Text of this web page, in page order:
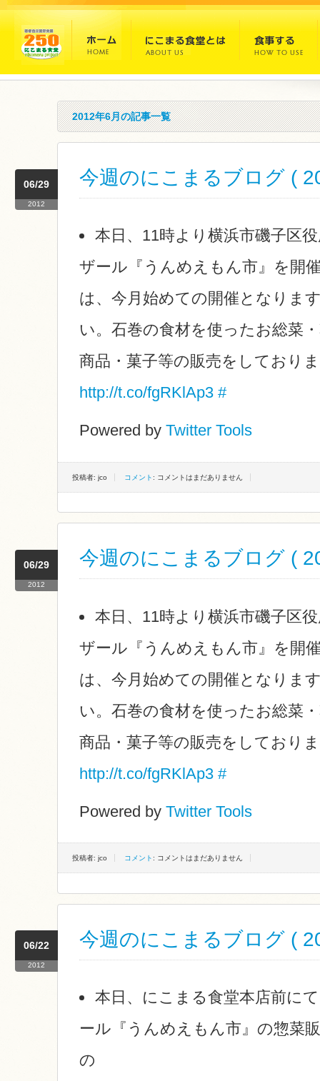
2012年6月の記事一覧
今週のにこまるブログ (
06/29
2012
本日、11時より横浜市磯子区
ザール『うんめえもん市』を開
は、今月始めての開催となりま
い。石巻の食材を使ったお総菜
商品・菓子等の販売をしており
http://t.co/fgRKlAp3 #
Powered by Twitter Tools
投稿者: jco コメント : コメントはまだありません
今週のにこまるブログ (
06/29
2012
本日、11時より横浜市磯子区
ザール『うんめえもん市』を開
は、今月始めての開催となりま
い。石巻の食材を使ったお総菜
商品・菓子等の販売をしており
http://t.co/fgRKlAp3 #
Powered by Twitter Tools
投稿者: jco コメント : コメントはまだありません
今週のにこまるブログ (
06/22
2012
本日、にこまる食堂本店前に
ール『うんめえもん市』の惣菜
の